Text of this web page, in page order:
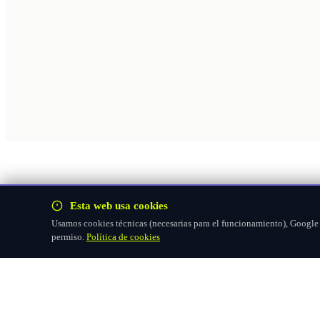
Esta web usa cookies
Usamos cookies técnicas (necesarias para el funcionamiento),
permiso. Política de cookies